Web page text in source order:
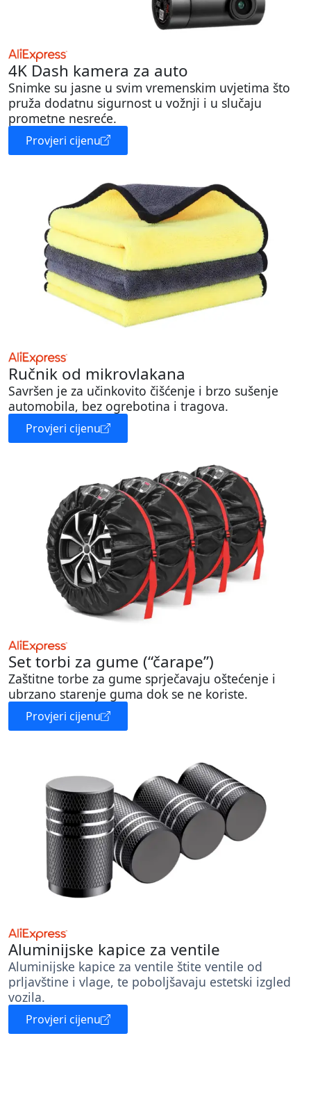
4K Dash kamera za auto
Snimke su jasne u svim vremenskim uvjetima što
pruža dodatnu sigurnost u vožnji i u slučaju
prometne nesreće.
Provjeri cijenu
Ručnik od mikrovlakana
Savršen je za učinkovito čišćenje i brzo sušenje
automobila, bez ogrebotina i tragova.
Provjeri cijenu
Set torbi za gume (“čarape”)
Zaštitne torbe za gume sprječavaju oštećenje i
ubrzano starenje guma dok se ne koriste.
Provjeri cijenu
Aluminijske kapice za ventile
Aluminijske kapice za ventile štite ventile od
prljavštine i vlage, te poboljšavaju estetski izgled
vozila.
Provjeri cijenu